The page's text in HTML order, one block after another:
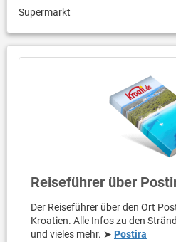
Supermarkt
Reiseführer über
Der Reiseführer über den Ort
Kroatien. Alle Infos zu den
und vieles mehr. ➤ Postira